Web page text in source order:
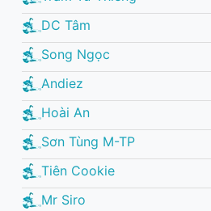
DC Tâm
Song Ngọc
Andiez
Hoài An
Sơn Tùng M-TP
Tiên Cookie
Mr Siro